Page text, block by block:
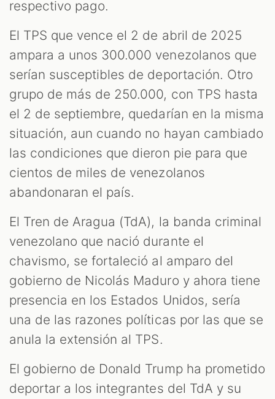
respectivo pago.
El TPS que vence el 2 de abril de 2025
ampara a unos 300.000 venezolanos que
serían susceptibles de deportación. Otro
grupo de más de 250.000, con TPS hasta
el 2 de septiembre, quedarían en la misma
situación, aun cuando no hayan cambiado
las condiciones que dieron pie para que
cientos de miles de venezolanos
abandonaran el país.
El Tren de Aragua (TdA), la banda criminal
venezolano que nació durante el
chavismo, se fortaleció al amparo del
gobierno de Nicolás Maduro y ahora tiene
presencia en los Estados Unidos, sería
una de las razones políticas por las que se
anula la extensión al TPS.
El gobierno de Donald Trump ha prometido
deportar a los integrantes del TdA y su